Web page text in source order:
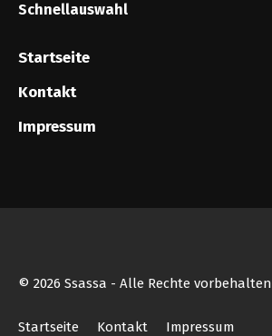
Schnellauswahl
Startseite
Kontakt
Impressum
© 2026 Ssassa - Alle Rechte vorbehalten
Startseite Kontakt Impressum